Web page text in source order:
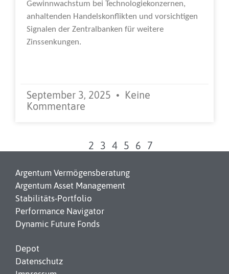
Gewinnwachstum bei Technologiekonzernen,
anhaltenden Handelskonflikten und vorsichtigen
Signalen der Zentralbanken für weitere
Zinssenkungen.
September 3, 2025
Keine
Kommentare
2 3 4 5 6 7
Argentum Vermögensberatung
Argentum Asset Management
Stabilitäts-Portfolio
Performance Navigator
Dynamic Future Fonds
Depot
Datenschutz